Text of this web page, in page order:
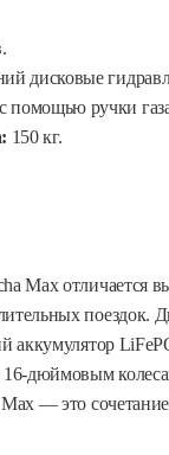
дисковые
с помощью ручки
150 кг.
Max отличается
поездок.
аккумулятор
дюймовым
— это